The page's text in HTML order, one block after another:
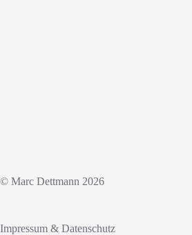
© Marc Dettmann 2026
Impressum & Datenschutz